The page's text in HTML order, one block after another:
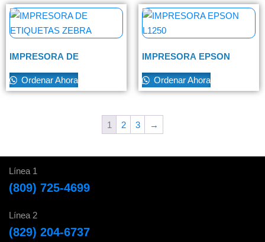
IMPRESORA DE
Ordenar Ahora
IMPRESORA EPSON
Ordenar Ahora
1 2 3 →
Línea 1
(809) 725-4699
Línea 2
(829) 204-6737